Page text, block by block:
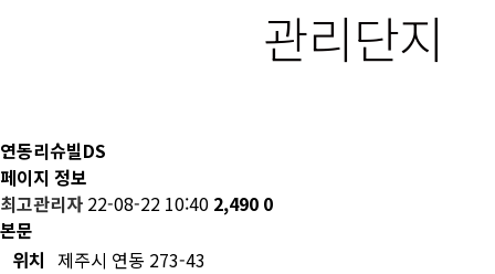
관리단지
연동리슈빌DS
페이지 정보
최고관리자 22-08-22 10:40 2,490 0
본문
위치 제주시 연동 273-43